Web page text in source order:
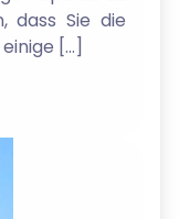
dass Sie die
[…]